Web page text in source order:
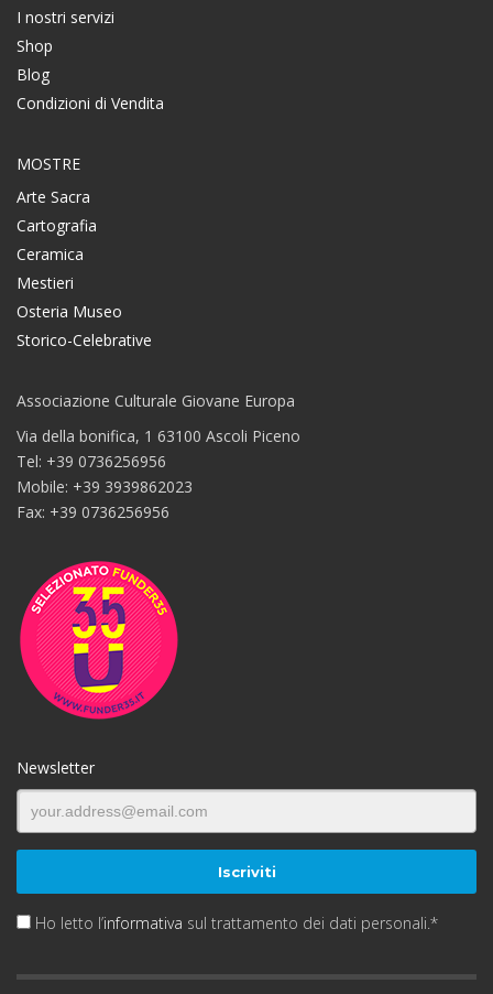
I nostri servizi
Shop
Blog
Condizioni di Vendita
MOSTRE
Arte Sacra
Cartografia
Ceramica
Mestieri
Osteria Museo
Storico-Celebrative
Associazione Culturale Giovane Europa
Via della bonifica, 1 63100 Ascoli Piceno
Tel: +39 0736256956
Mobile: +39 3939862023
Fax: +39 0736256956
Newsletter
Ho letto l’informativa sul trattamento dei dati personali.*